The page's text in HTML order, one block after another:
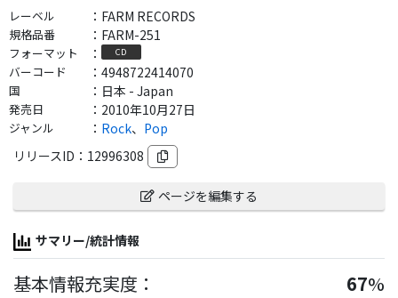
レーベル ： FARM RECORDS
規格品番 ： FARM-251
フォーマット ： CD
バーコード ： 4948722414070
国 ： 日本 - Japan
発売日 ： 2010年10月27日
ジャンル ： Rock、 Pop
リリースID： 12996308
ページを編集する
サマリー/統計情報
基本情報充実度： 67%